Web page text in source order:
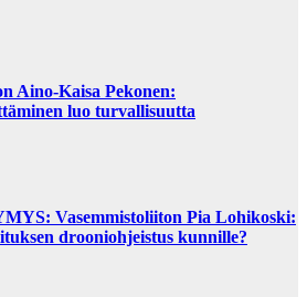
Aino-Kaisa Pekonen:
luo turvallisuutta
Vasemmistoliiton Pia Lohikoski:
drooniohjeistus kunnille?